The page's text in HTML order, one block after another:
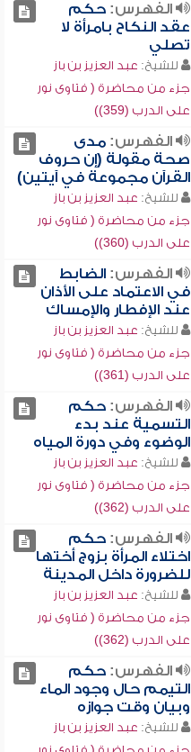
الفهرس:حكم
عقد النكاح بامرأة لا
تصلي
للشيخ: عبد العزيز بن باز
جزء من محاضرة ( فتاوى نور
على الدرب (359))
الفهرس:مدى
صحة مقولة (إن حروف
القرآن مجموعة في آيتين)
للشيخ: عبد العزيز بن باز
جزء من محاضرة ( فتاوى نور
على الدرب (360))
الفهرس:الضابط
في الاعتماد على الأذان
عند الإفطار والإمساك
للشيخ: عبد العزيز بن باز
جزء من محاضرة ( فتاوى نور
على الدرب (361))
الفهرس:حكم
التسمية عند بدء
الوضوء وفي دورة المياه
للشيخ: عبد العزيز بن باز
جزء من محاضرة ( فتاوى نور
على الدرب (362))
الفهرس:حكم
اختلاء المرأة بزوج أختها
للضرورة داخل المدينة
للشيخ: عبد العزيز بن باز
جزء من محاضرة ( فتاوى نور
على الدرب (362))
الفهرس:حكم
التيمم حال وجود الماء
وبيان وقت جوازه
للشيخ: عبد العزيز بن باز